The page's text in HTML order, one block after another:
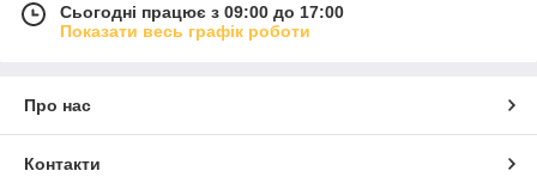
Сьогодні працює з 09:00 до 17:00
Показати весь графік роботи
Про нас
Контакти